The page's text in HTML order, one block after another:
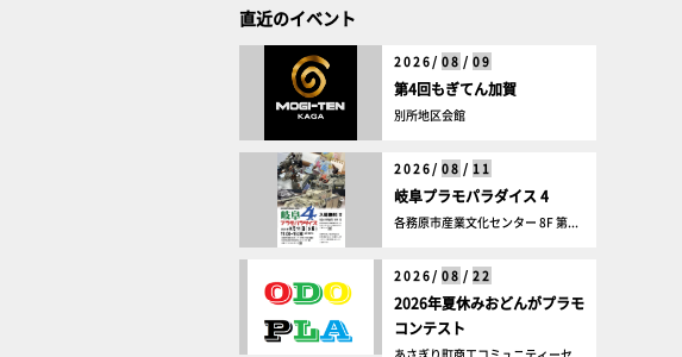
直近のイベント
2026/ 08 / 09
第4回もぎてん加賀
別所地区会館
2026/ 08 / 11
岐阜プラモパラダイス 4
各務原市産業文化センター 8F 第...
2026/ 08 / 22
2026年夏休みおどんがプラモ
コンテスト